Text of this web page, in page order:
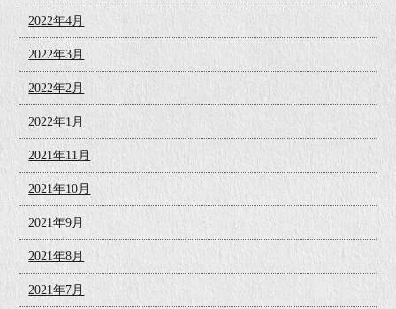
2022年4月
2022年3月
2022年2月
2022年1月
2021年11月
2021年10月
2021年9月
2021年8月
2021年7月